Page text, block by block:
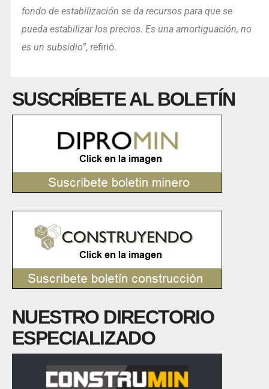
fondo de estabilización se da recursos para que se
pueda estabilizar los precios. Es una amortiguación, no
es un subsidio”, refirió.
SUSCRÍBETE AL BOLETÍN
NUESTRO DIRECTORIO
ESPECIALIZADO